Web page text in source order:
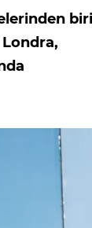
biri